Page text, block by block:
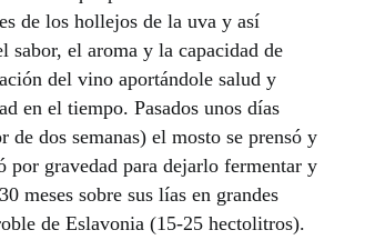
de los hollejos de la uva y así
sabor, el aroma y la capacidad de
del vino aportándole salud y
en el tiempo. Pasados ​​unos días
de dos semanas) el mosto se prensó y
por gravedad para dejarlo fermentar y
meses sobre sus lías en grandes
de Eslavonia (15-25 hectolitros).